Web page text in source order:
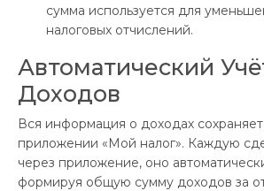
сумма используется для
налоговых отчислений.
Автоматический
Доходов
Вся информация о доходах
приложении «Мой налог». Каждую
через приложение, оно
формируя общую сумму доходов за